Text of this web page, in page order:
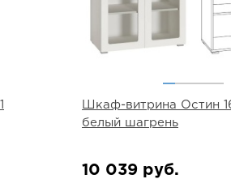
Шкаф-витрина Остин
белый шагрень
10 039 руб.